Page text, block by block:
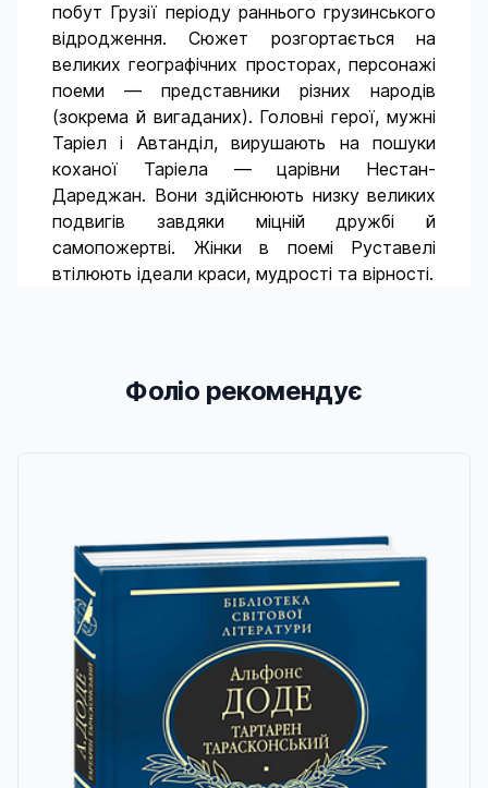
побут Грузії періоду раннього грузинського
відродження. Сюжет розгортається на
великих географічних просторах, персонажі
поеми — представники різних народів
(зокрема й вигаданих). Головні герої, мужні
Таріел і Автанділ, вирушають на пошуки
коханої Таріела — царівни Нестан-
Дареджан. Вони здійснюють низку великих
подвигів завдяки міцній дружбі й
самопожертві. Жінки в поемі Руставелі
втілюють ідеали краси, мудрості та вірності.
Фоліо рекомендує